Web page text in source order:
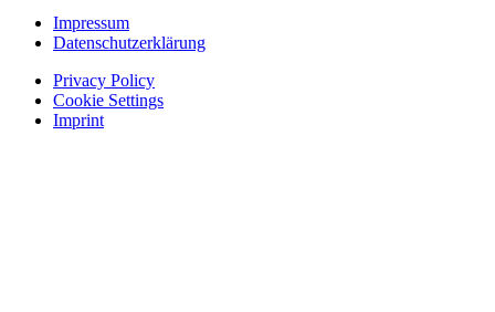
Impressum
Datenschutzerklärung
Privacy Policy
Cookie Settings
Imprint